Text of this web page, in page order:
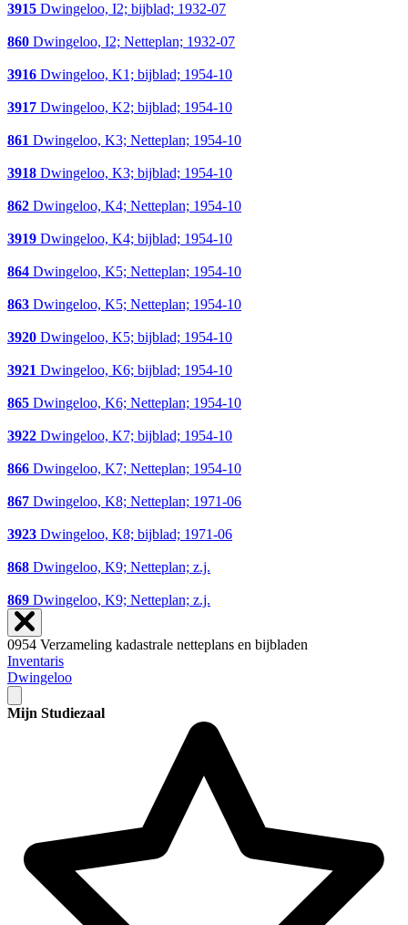
3915 Dwingeloo, I2; bijblad; 1932-07
860 Dwingeloo, I2; Netteplan; 1932-07
3916 Dwingeloo, K1; bijblad; 1954-10
3917 Dwingeloo, K2; bijblad; 1954-10
861 Dwingeloo, K3; Netteplan; 1954-10
3918 Dwingeloo, K3; bijblad; 1954-10
862 Dwingeloo, K4; Netteplan; 1954-10
3919 Dwingeloo, K4; bijblad; 1954-10
864 Dwingeloo, K5; Netteplan; 1954-10
863 Dwingeloo, K5; Netteplan; 1954-10
3920 Dwingeloo, K5; bijblad; 1954-10
3921 Dwingeloo, K6; bijblad; 1954-10
865 Dwingeloo, K6; Netteplan; 1954-10
3922 Dwingeloo, K7; bijblad; 1954-10
866 Dwingeloo, K7; Netteplan; 1954-10
867 Dwingeloo, K8; Netteplan; 1971-06
3923 Dwingeloo, K8; bijblad; 1971-06
868 Dwingeloo, K9; Netteplan; z.j.
869 Dwingeloo, K9; Netteplan; z.j.
0954 Verzameling kadastrale netteplans en bijbladen
Inventaris
Dwingeloo
Mijn Studiezaal